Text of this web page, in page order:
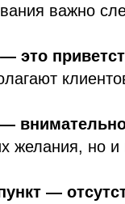
важно
это
желания, но
—